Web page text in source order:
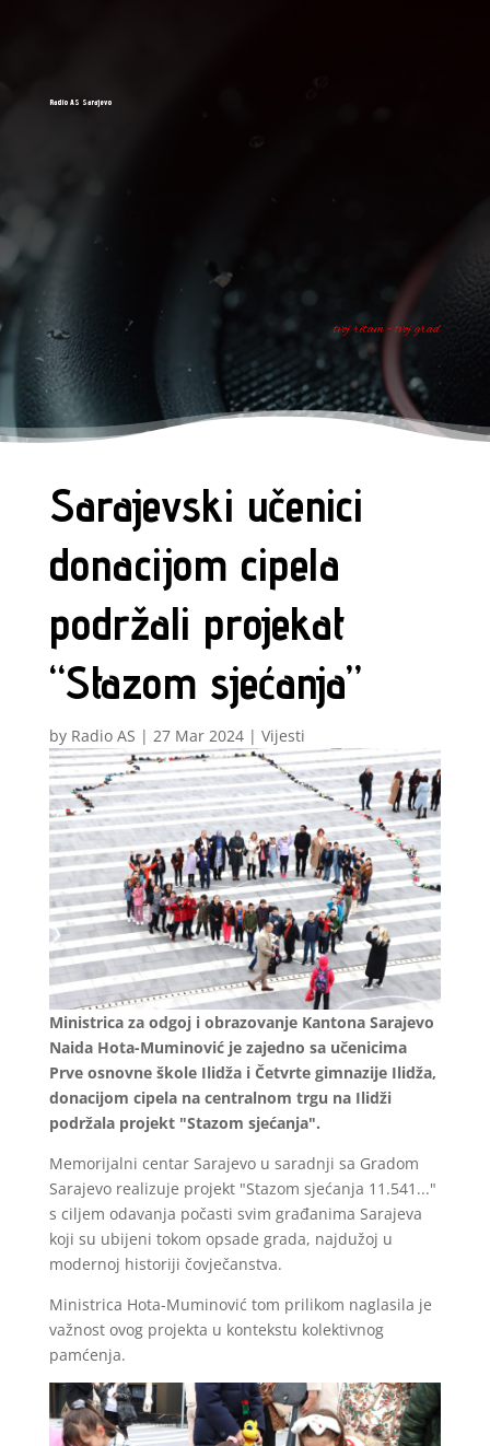
Radio AS Sarajevo
tvoj ritam - tvoj grad
Sarajevski učenici
donacijom cipela
podržali projekat
“Stazom sjećanja”
by Radio AS | 27 Mar 2024| Vijesti
Ministrica za odgoj i obrazovanje Kantona Sarajevo
Naida Hota-Muminović je zajedno sa učenicima
Prve osnovne škole Ilidža i Četvrte gimnazije Ilidža,
donacijom cipela na centralnom trgu na Ilidži
podržala projekt "Stazom sjećanja".
Memorijalni centar Sarajevo u saradnji sa Gradom
Sarajevo realizuje projekt "Stazom sjećanja 11.541..."
s ciljem odavanja počasti svim građanima Sarajeva
koji su ubijeni tokom opsade grada, najdužoj u
modernoj historiji čovječanstva.
Ministrica Hota-Muminović tom prilikom naglasila je
važnost ovog projekta u kontekstu kolektivnog
pamćenja.